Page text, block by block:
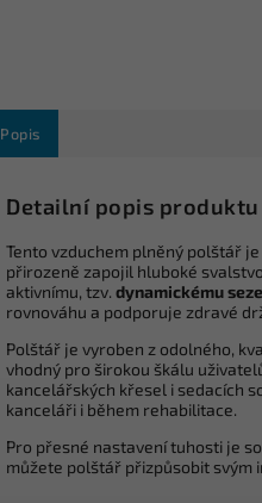
Popis
Detailní popis produktu
Tento vzduchem plněný polštář
přirozeně zapojil hluboké
aktivnímu, tzv. dynamickému
rovnováhu a podporuje zdravé
Polštář je vyroben z odolného,
vhodný pro širokou škálu
kancelářských křesel i sedacích
kanceláři i během rehabilitace.
Pro přesné nastavení tuhosti je
můžete polštář přizpůsobit svým